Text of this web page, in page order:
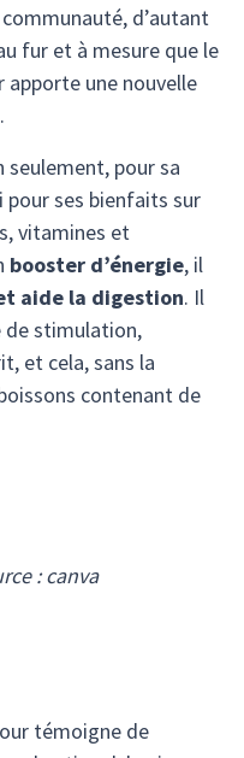
d’autant
fur et à mesure que le
une nouvelle
seulement, pour sa
pour ses bienfaits sur
vitamines et
booster d’énergie, il
aide la digestion. Il
de stimulation,
et cela, sans la
contenant de
: canva
témoigne de